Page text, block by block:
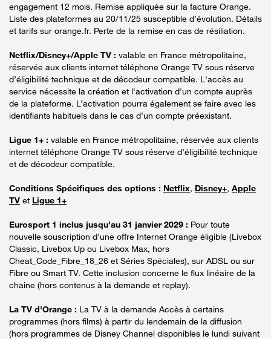
engagement 12 mois. Remise appliquée sur la facture Orange.
Liste des plateformes au 20/11/25 susceptible d’évolution. Détails
et tarifs sur orange.fr. Perte de la remise en cas de résiliation.
Netflix/Disney+/Apple TV : valable en France métropolitaine,
réservée aux clients internet téléphone Orange TV sous réserve
d’éligibilité technique et de décodeur compatible. L'accès au
service nécessite la création et l'activation d'un compte auprès
de la plateforme. L’activation pourra également se faire avec les
identifiants habituels dans le cas d’un compte préexistant.
Ligue 1+ : valable en France métropolitaine, réservée aux clients
internet téléphone Orange TV sous réserve d’éligibilité technique
et de décodeur compatible.
Conditions Spécifiques des options : Netflix, Disney+, Apple
TV et Ligue 1+
Eurosport 1 inclus jusqu’au 31 janvier 2029 : Pour toute
nouvelle souscription d’une offre Internet Orange éligible (Livebox
Classic, Livebox Up ou Livebox Max, hors
Cheat_Code_Fibre_18_26 et Séries Spéciales), sur ADSL ou sur
Fibre ou Smart TV. Cette inclusion concerne le flux linéaire de la
chaine (hors contenus à la demande et replay).
La TV d'Orange : La TV à la demande Accès à certains
programmes (hors films) à partir du lendemain de la diffusion
(hors programmes de Disney Channel disponibles le lundi suivant